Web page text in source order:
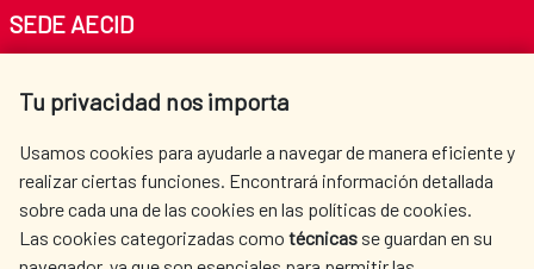
Tu privacidad nos importa
Usamos cookies para ayudarle a navegar de manera eficiente y
realizar ciertas funciones. Encontrará información detallada
sobre cada una de las cookies en las políticas de cookies.
Las cookies categorizadas como técnicas se guardan en su
SEDE AECID
Tel. +34 900 20 30 54​​​​​​​
AECID
WHERE DO WE COOPERATE?
SPANISH HUMANITARIAN
PRESS ROOM